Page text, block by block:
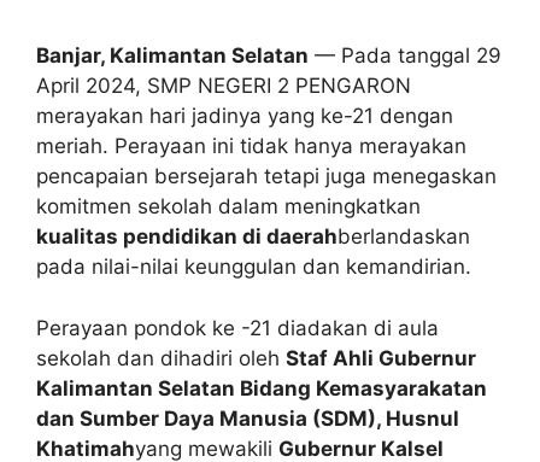
Banjar, Kalimantan Selatan — Pada tanggal 29
April 2024, SMP NEGERI 2 PENGARON
merayakan hari jadinya yang ke-21 dengan
meriah. Perayaan ini tidak hanya merayakan
pencapaian bersejarah tetapi juga menegaskan
komitmen sekolah dalam meningkatkan
kualitas pendidikan di daerahberlandaskan
pada nilai-nilai keunggulan dan kemandirian.
Perayaan pondok ke -21 diadakan di aula
sekolah dan dihadiri oleh Staf Ahli Gubernur
Kalimantan Selatan Bidang Kemasyarakatan
dan Sumber Daya Manusia (SDM), Husnul
Khatimahyang mewakili Gubernur Kalsel